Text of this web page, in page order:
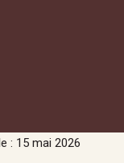
: 15 mai 2026